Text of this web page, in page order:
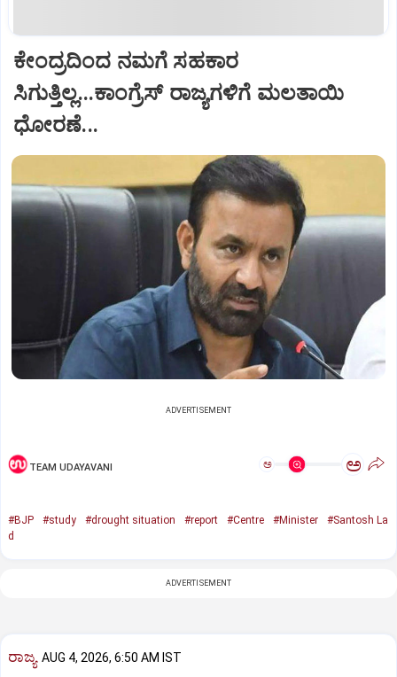
ಕೇಂದ್ರದಿಂದ ನಮಗೆ ಸಹಕಾರ
ಸಿಗುತ್ತಿಲ್ಲ...ಕಾಂಗ್ರೆಸ್ ರಾಜ್ಯಗಳಿಗೆ ಮಲತಾಯಿ
ಧೋರಣೆ...
ADVERTISEMENT
TEAM UDAYAVANI ಅ ಅ
#BJP #study #drought situation #report #Centre #Minister
#Santosh La
d
ADVERTISEMENT
ರಾಜ್ಯ AUG 4, 2026, 6:50 AM IST